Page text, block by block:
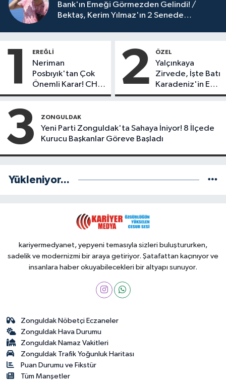
Bank'ın Emeği Görmezden Gelindi! /
Bektaş, Kerim Yılmaz'ın 2 Senede
1 EREĞLI
Neriman
Posbıyık'tan Çok
Önemli Karar! CHP
mi Yeni Parti mi?
2 ÖZEL
Yalçınkaya
Zirvede, İşte Batı
Karadeniz'in En
Başarılı Belediye
3 ZONGULDAK
Yeni Parti Zonguldak'ta Sahaya İniyor! 8 İlçede
Kurucu Başkanlar Göreve Başladı
Yükleniyor...
kariyermedyanet, yepyeni temasıyla sizleri buluştururken,
sadelik ve modernizmi bir araya getiriyor. Şatafattan kaçınıyor ve
insanlara haber okuyabilecekleri bir altyapı sunuyor.
Zonguldak Nöbetçi Eczaneler
Zonguldak Hava Durumu
Zonguldak Namaz Vakitleri
Zonguldak Trafik Yoğunluk Haritası
Puan Durumu ve Fikstür
Tüm Manşetler